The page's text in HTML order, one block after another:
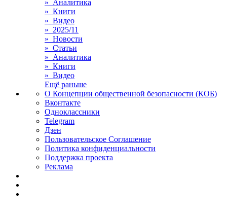
» Аналитика
» Книги
» Видео
» 2025/11
» Новости
» Статьи
» Аналитика
» Книги
» Видео
Ещё раньше
О Концепции общественной безопасности (КОБ)
Вконтакте
Одноклассники
Telegram
Дзен
Пользовательское Соглашение
Политика конфиденциальности
Поддержка проекта
Реклама